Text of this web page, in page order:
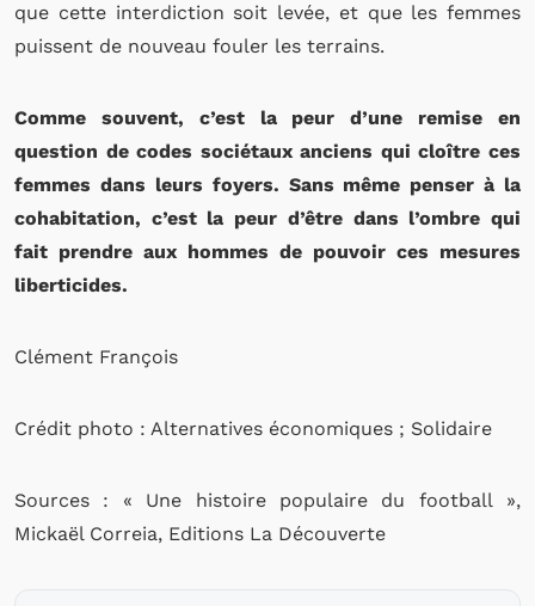
que cette interdiction soit levée, et que les femmes
puissent de nouveau fouler les terrains.
Comme souvent, c’est la peur d’une remise en
question de codes sociétaux anciens qui cloître ces
femmes dans leurs foyers. Sans même penser à la
cohabitation, c’est la peur d’être dans l’ombre qui
fait prendre aux hommes de pouvoir ces mesures
liberticides.
Clément François
Crédit photo : Alternatives économiques ; Solidaire
Sources : « Une histoire populaire du football »,
Mickaël Correia, Editions La Découverte